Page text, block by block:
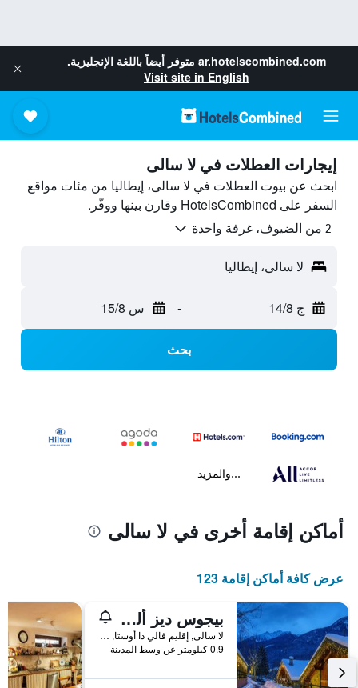
ar.hotelscombined.com متوفر أيضاً باللغة الإنجليزية.
Visit site in English
إيجارات العطلات في لا سالى
ابحث عن بيوت العطلات في لا سالى، إيطاليا من مئات مواقع
السفر على HotelsCombined وقارن بينها ووفّر.
2 من الضيوف، غرفة واحدة
لا سالى، إيطاليا
ج 14/8 - س 15/8
بحث
...والمزيد
أماكن إقامة أخرى في لا سالى
عرض كافة أماكن إقامة 123
بيجوس ديز ألبس مونت بلانك فيليدج
لا سالى, إقليم فالي دا أوستا, إيطاليا
0.9 كيلومتر عن وسط المدينة